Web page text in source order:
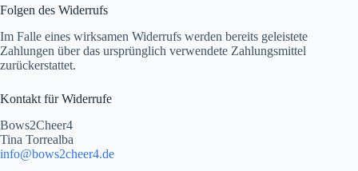
Folgen des Widerrufs
Im Falle eines wirksamen Widerrufs werden bereits geleistete
Zahlungen über das ursprünglich verwendete Zahlungsmittel
zurückerstattet.
Kontakt für Widerrufe
Bows2Cheer4
Tina Torrealba
info@bows2cheer4.de